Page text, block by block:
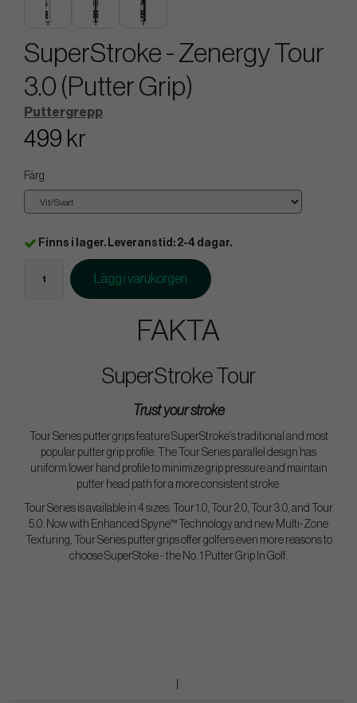
SuperStroke - Zenergy Tour
3.0 (Putter Grip)
Puttergrepp
499 kr
Färg
Finns i lager. Leveranstid: 2-4 dagar.
Lägg i varukorgen
FAKTA
SuperStroke Tour
Trust your stroke
Tour Series putter grips feature SuperStroke's traditional and most
popular putter grip profile. The Tour Series parallel design has
uniform lower hand profile to minimize grip pressure and maintain
putter head path for a more consistent stroke.
Tour Series is available in 4 sizes: Tour 1.0, Tour 2.0, Tour 3.0, and Tour
5.0. Now with Enhanced Spyne™ Technology and new Multi-Zone
Texturing, Tour Series putter grips offer golfers even more reasons to
choose SuperStoke - the No. 1 Putter Grip In Golf.